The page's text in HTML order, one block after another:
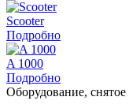
Scooter
Подробно
A 1000
Подробно
Оборудование, снятое